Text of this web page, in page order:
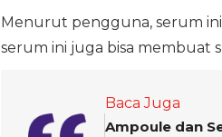
Menurut pengguna, serum
serum ini juga bisa membuat
Baca Juga
Ampoule dan